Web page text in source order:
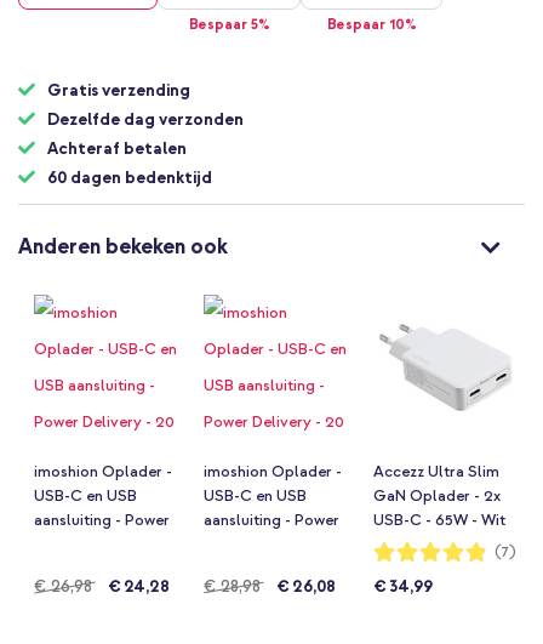
Bespaar 5% Bespaar 10%
Gratis verzending
Dezelfde dag verzonden
Achteraf betalen
60 dagen bedenktijd
Anderen bekeken ook
imoshion Oplader -
USB-C en USB
aansluiting - Power
kabel - 1 meter - Wit
Normale
€ 26,98 € 24,28
imoshion Oplader -
USB-C en USB
aansluiting - Power
kabel - 2 meter - Wit
Normale
€ 28,98 € 26,08
Accezz Ultra Slim
GaN Oplader - 2x
USB-C - 65W - Wit
Waardering:
97%
(7)
€ 34,99